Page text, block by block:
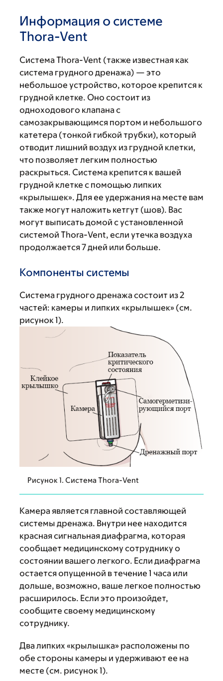
Информация о системе
Thora-Vent
Система Thora-Vent (также известная как
система грудного дренажа) — это
небольшое устройство, которое крепится к
грудной клетке. Оно состоит из
одноходового клапана с
самозакрывающимся портом и небольшого
катетера (тонкой гибкой трубки), который
отводит лишний воздух из грудной клетки,
что позволяет легким полностью
раскрыться. Система крепится к вашей
грудной клетке с помощью липких
«крылышек». Для ее удержания на месте вам
также могут наложить кетгут (шов). Вас
могут выписать домой с установленной
системой Thora-Vent, если утечка воздуха
продолжается 7 дней или больше.
Компоненты системы
Система грудного дренажа состоит из 2
частей: камеры и липких «крылышек» (см.
рисунок 1).
Рисунок 1. Система Thora-Vent
Камера является главной составляющей
системы дренажа. Внутри нее находится
красная сигнальная диафрагма, которая
сообщает медицинскому сотруднику о
состоянии вашего легкого. Если диафрагма
остается опущенной в течение 1 часа или
дольше, возможно, ваше легкое полностью
расширилось. Если это произойдет,
сообщите своему медицинскому
сотруднику.
Два липких «крылышка» расположены по
обе стороны камеры и удерживают ее на
месте (см. рисунок 1).